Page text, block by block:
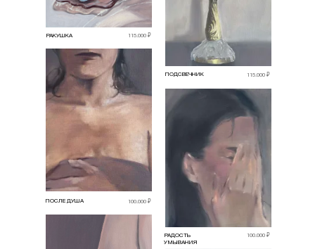
РАКУШКА 115.000 ₽
РАДОСТЬ
УМЫВАНИЯ
100.000 ₽
ПОСЛЕ ДУША 100.000 ₽
ПОДСВЕЧНИК 115.000 ₽